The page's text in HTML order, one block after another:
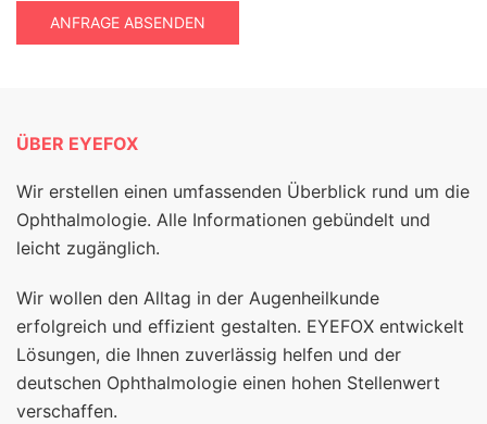
ANFRAGE ABSENDEN
ÜBER EYEFOX
Wir erstellen einen umfassenden Überblick rund um die
Ophthalmologie. Alle Informationen gebündelt und
leicht zugänglich.
Wir wollen den Alltag in der Augenheilkunde
erfolgreich und effizient gestalten. EYEFOX entwickelt
Lösungen, die Ihnen zuverlässig helfen und der
deutschen Ophthalmologie einen hohen Stellenwert
verschaffen.